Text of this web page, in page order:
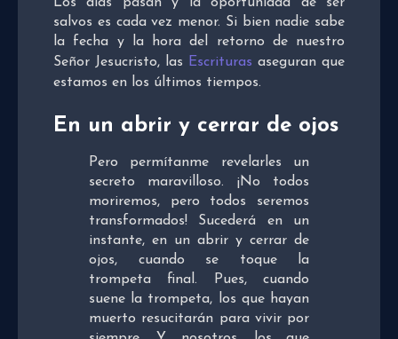
salvos es cada vez menor. Si bien nadie sabe
la fecha y la hora del retorno de nuestro
Señor Jesucristo, las
Escrituras aseguran que
estamos en los últimos tiempos.
En un abrir y cerrar de ojos
Pero permítanme revelarles un
secreto maravilloso. ¡No todos
moriremos, pero todos seremos
transformados! Sucederá en un
instante, en un abrir y cerrar de
ojos, cuando se toque la
trompeta final. Pues, cuando
suene la trompeta, los que hayan
muerto resucitarán para vivir por